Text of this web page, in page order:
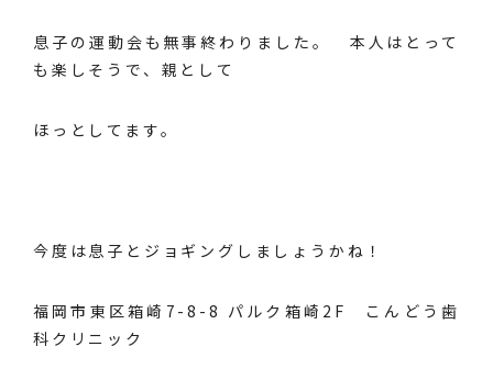
息子の運動会も無事終わりました。 本人はとって
も楽しそうで、親として
ほっとしてます。
今度は息子とジョギングしましょうかね！
福岡市東区箱崎7-8-8 パルク箱崎2F こんどう歯
科クリニック